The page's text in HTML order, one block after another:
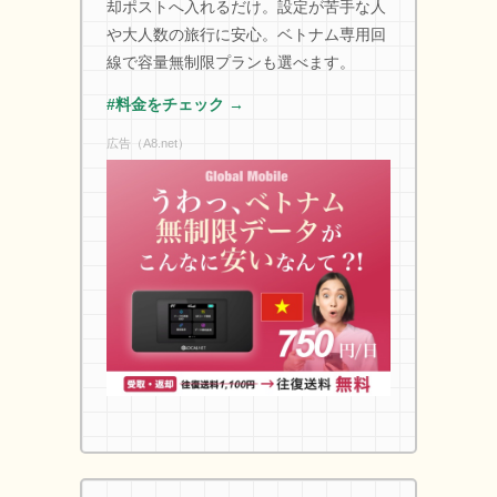
却ポストへ入れるだけ。設定が苦手な人
や大人数の旅行に安心。ベトナム専用回
線で容量無制限プランも選べます。
#料金をチェック →
広告（A8.net）